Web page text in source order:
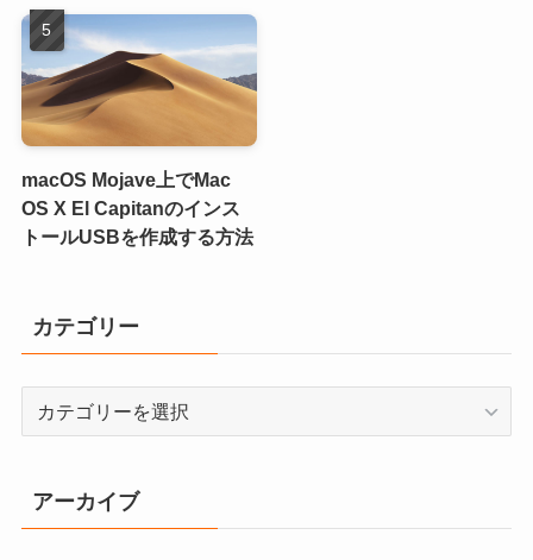
macOS Mojave上でMac
OS X El Capitanのインス
トールUSBを作成する方法
カテゴリー
ー
アーカイブ